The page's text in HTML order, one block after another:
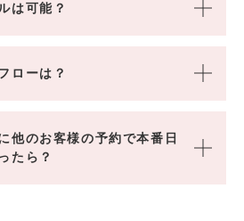
は可能？
ローは？
他のお客様の予約で本番日
たら？